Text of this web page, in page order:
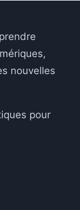
nouvelles
pour